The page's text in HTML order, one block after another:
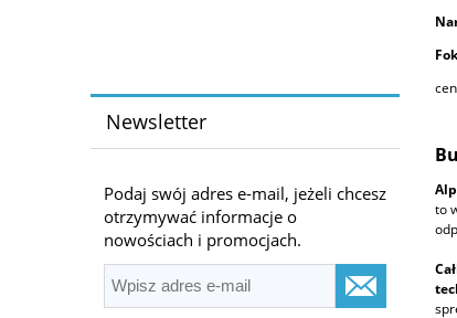
Newsletter
Podaj swój adres e-mail, jeżeli chcesz
otrzymywać informacje o
nowościach i promocjach.
to